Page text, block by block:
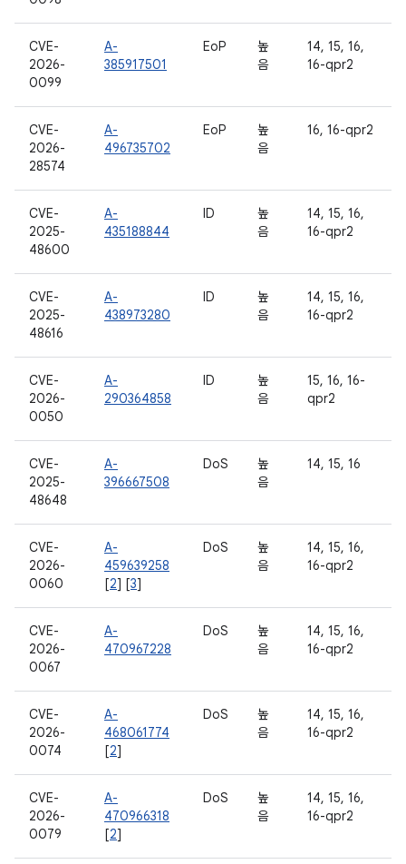
CVE-
2026-
0099
A-
385917501
EoP
높
음
14, 15, 16,
16-qpr2
CVE-
2026-
28574
A-
496735702
EoP
높
음
16, 16-qpr2
CVE-
2025-
48600
A-
435188844
ID
높
음
14, 15, 16,
16-qpr2
CVE-
2025-
48616
A-
438973280
ID
높
음
14, 15, 16,
16-qpr2
CVE-
2026-
0050
A-
290364858
ID
높
음
15, 16, 16-
qpr2
CVE-
2025-
48648
A-
396667508
DoS
높
음
14, 15, 16
CVE-
2026-
0060
A-
459639258
[2] [3]
DoS
높
음
14, 15, 16,
16-qpr2
CVE-
2026-
0067
A-
470967228
DoS
높
음
14, 15, 16,
16-qpr2
CVE-
2026-
0074
A-
468061774
[2]
DoS
높
음
14, 15, 16,
16-qpr2
CVE-
2026-
0079
A-
470966318
[2]
DoS
높
음
14, 15, 16,
16-qpr2